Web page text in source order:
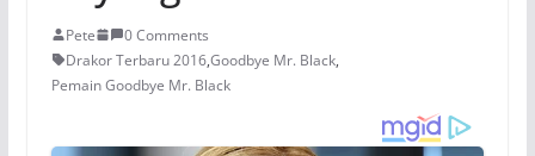
Pete
0 Comments
Drakor Terbaru 2016,Goodbye Mr. Black,
Pemain Goodbye Mr. Black